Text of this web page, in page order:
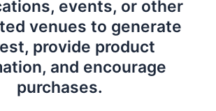
events, or other
venues to generate
provide product
and encourage
purchases.